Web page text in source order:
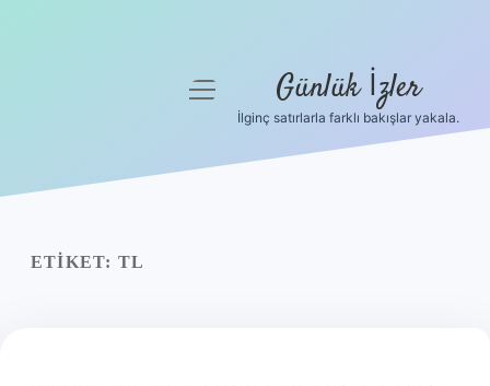
Yasal Uyarı
menüyü
Günlük İzler
İlginç satırlarla farklı bakışlar yakala.
ETIKET: TL